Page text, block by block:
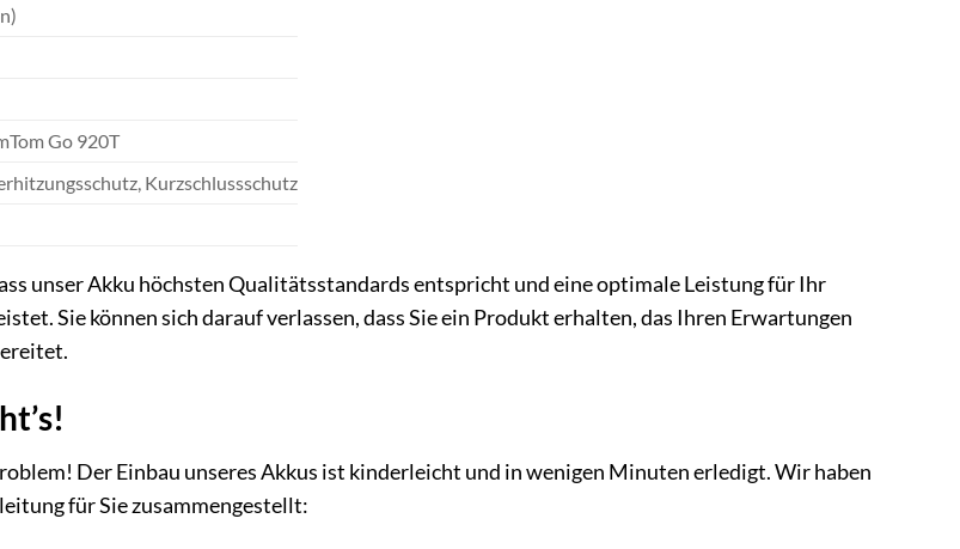
Go 920T
Kurzschlussschutz
unser Akku höchsten Qualitätsstandards entspricht und eine optimale Leistung für Ihr
Sie können sich darauf verlassen, dass Sie ein Produkt erhalten, das Ihren Erwartungen
Der Einbau unseres Akkus ist kinderleicht und in wenigen Minuten erledigt. Wir haben
für Sie zusammengestellt: